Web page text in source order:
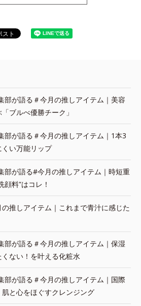
部が語る＃今月の推しアイテム｜美容
ブルべ優勝チーク」
部が語る＃今月の推しアイテム｜1本3
い万能リップ
部が語る#今月の推しアイテム｜時短重
料”はコレ！
推しアイテム｜これまで青汁に感じた
部が語る＃今月の推しアイテム｜保湿
ない！を叶える化粧水
部が語る＃今月の推しアイテム｜国際
と心をほぐすクレンジング